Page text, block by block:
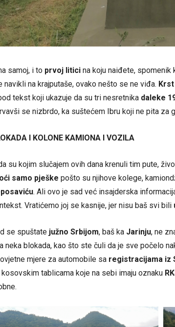
samoj, i to prvoj litici na koju naiđete, spomenik
navikli na krajputaše, ovako nešto se ne viđa. Krst
tekst koji ukazuje da su tri nesretnika daleke
se nizbrdo, ka suštećem Ibru koji ne pita za
I KOLONE KAMIONA I VOZILA
su kojim slučajem ovih dana krenuli tim pute,
samo pješke pošto su njihove kolege,
. Ali ovo je sad već insajderska
Vratićemo joj se kasnije, jer nisu baš svi bili
se spuštate južno Srbijom, baš ka Jarinju, ne
neka blokada, kao što ste čuli da je sve počelo
mjere za automobile sa registracijama iz
kosovskim tablicama koje na sebi imaju oznaku